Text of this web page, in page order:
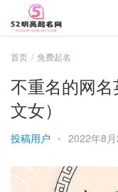
首页 免费起名
不重名的网
文女）
投稿用户 • 2022年8